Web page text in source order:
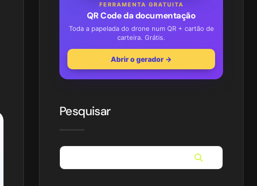
FERRAMENTA GRATUITA
QR Code da documentação
Toda a papelada do drone num QR + cartão de
carteira. Grátis.
Abrir o gerador →
Pesquisar